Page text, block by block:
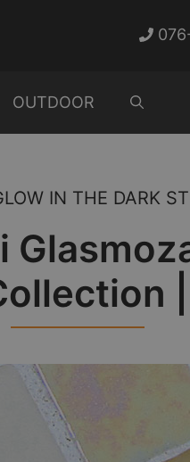
OUTDOOR
IN THE DARK